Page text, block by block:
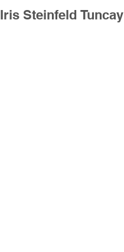
Iris Steinfeld Tuncay